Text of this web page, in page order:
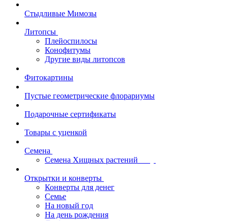
Стыдливые Мимозы
Литопсы
Плейоспилосы
Конофитумы
Другие виды литопсов
Фитокартины
Пустые геометрические флорариумы
Подарочные сертификаты
Товары с уценкой
Семена
Семена Хищных растений
Открытки и конверты
Конверты для денег
Семье
На новый год
На день рождения